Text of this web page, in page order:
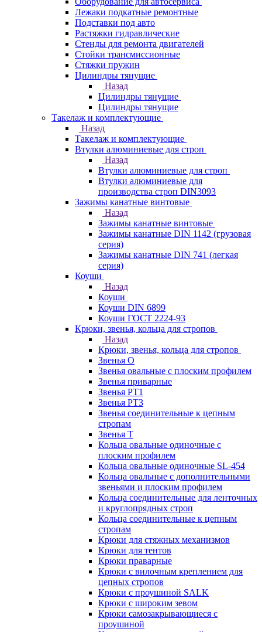
Лежаки подкатные ремонтные
Подставки под авто
Растяжки гидравлические
Стенды для ремонта двигателей
Стойки трансмиссионные
Стяжки пружин
Цилиндры тянущие
Назад
Цилиндры тянущие
Цилиндры тянущие
Такелаж и комплектующие
Назад
Такелаж и комплектующие
Втулки алюминиевые для строп
Назад
Втулки алюминиевые для строп
Втулки алюминиевые для
производства строп DIN3093
Зажимы канатные винтовые
Назад
Зажимы канатные винтовые
Зажимы канатные DIN 1142 (грузовая
серия)
Зажимы канатные DIN 741 (легкая
серия)
Коуши
Назад
Коуши
Коуши DIN 6899
Коуши ГОСТ 2224-93
Крюки, звенья, кольца для стропов
Назад
Крюки, звенья, кольца для стропов
Звенья О
Звенья овальные с плоским профилем
Звенья приварные
Звенья РТ1
Звенья РТ3
Звенья соединительные к цепным
стропам
Звенья Т
Кольца овальные одиночные c
плоским профилем
Кольца овальные одиночные SL-454
Кольца овальные с дополнительными
звеньями и плоским профилем
Кольца соединительные для ленточных
и круглопрядных строп
Кольца соединительные к цепным
стропам
Крюки для стяжных механизмов
Крюки для тентов
Крюки праварные
Крюки с вилочным креплением для
цепных стропов
Крюки с проушиной SALK
Крюки с широким зевом
Крюки самозакрывающиеся с
проушиной